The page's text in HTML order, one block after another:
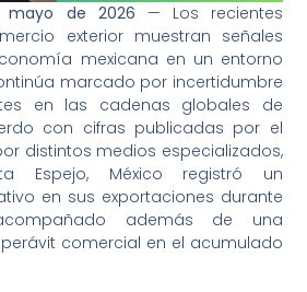
mayo de 2026 — Los recientes
exterior muestran señales
mexicana en un entorno
marcado por incertidumbre
en las cadenas globales de
con cifras publicadas por el
distintos medios especializados,
Espejo, México registró un
en sus exportaciones durante
además de una
comercial en el acumulado